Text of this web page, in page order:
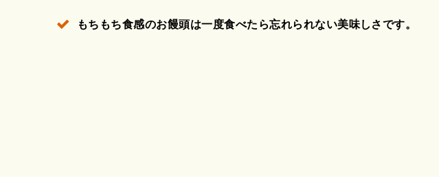
もちもち食感のお饅頭は一度食べたら忘れられない美味しさです。